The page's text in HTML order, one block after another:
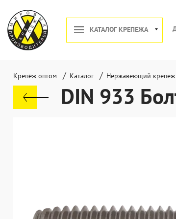
КАТАЛОГ КРЕПЕЖА
Крепёж оптом / Каталог / Нержавеющий крепеж
DIN 933